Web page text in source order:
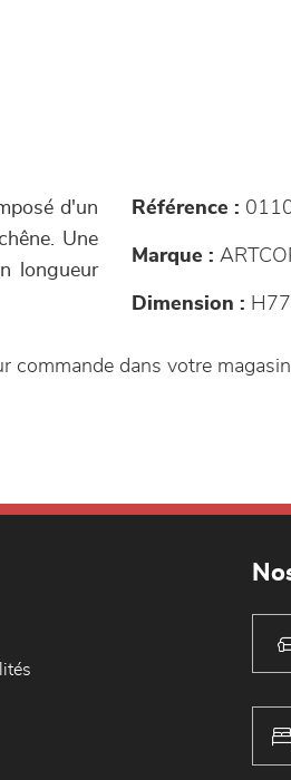
d'un
Une
longueur
Référence :
Marque :
Dimension :
commande dans votre magasin